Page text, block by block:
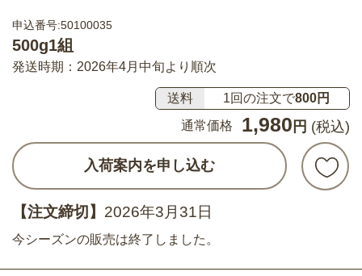
申込番号:50100035
500g1組
発送時期：2026年4月中旬より順次
送料 1回の注文で800円
通常価格
1,980 円 (税込)
入荷案内を申し込む
【注文締切】 2026年3月31日
今シーズンの販売は終了しました。